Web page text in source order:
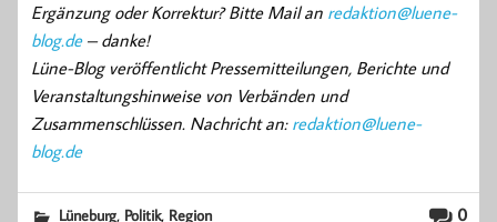
Ergänzung oder Korrektur? Bitte Mail an redaktion@luene-
blog.de– danke!
Lüne-Blog veröffentlicht Pressemitteilungen, Berichte und
Veranstaltungshinweise von Verbänden und
Zusammenschlüssen. Nachricht an: redaktion@luene-
blog.de
0
Lüneburg, Politik, Region